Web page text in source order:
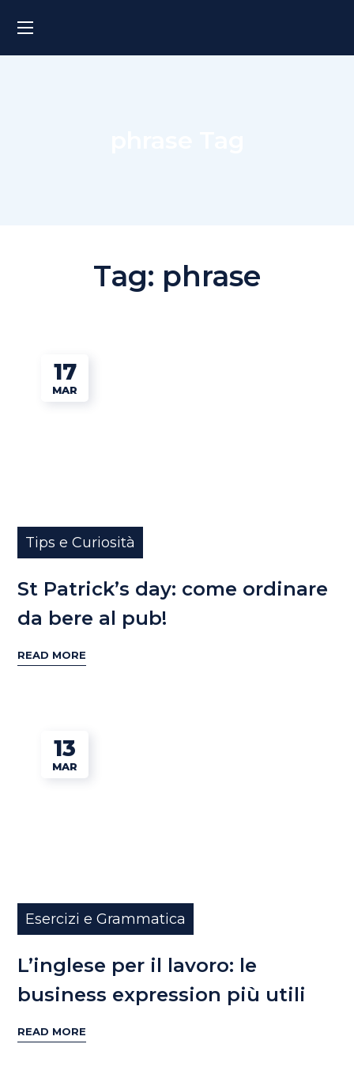
Tag: phrase
17
MAR
Tips e Curiosità
St Patrick’s day: come ordinare
da bere al pub!
READ MORE
13
MAR
Esercizi e Grammatica
L’inglese per il lavoro: le
business expression più utili
READ MORE